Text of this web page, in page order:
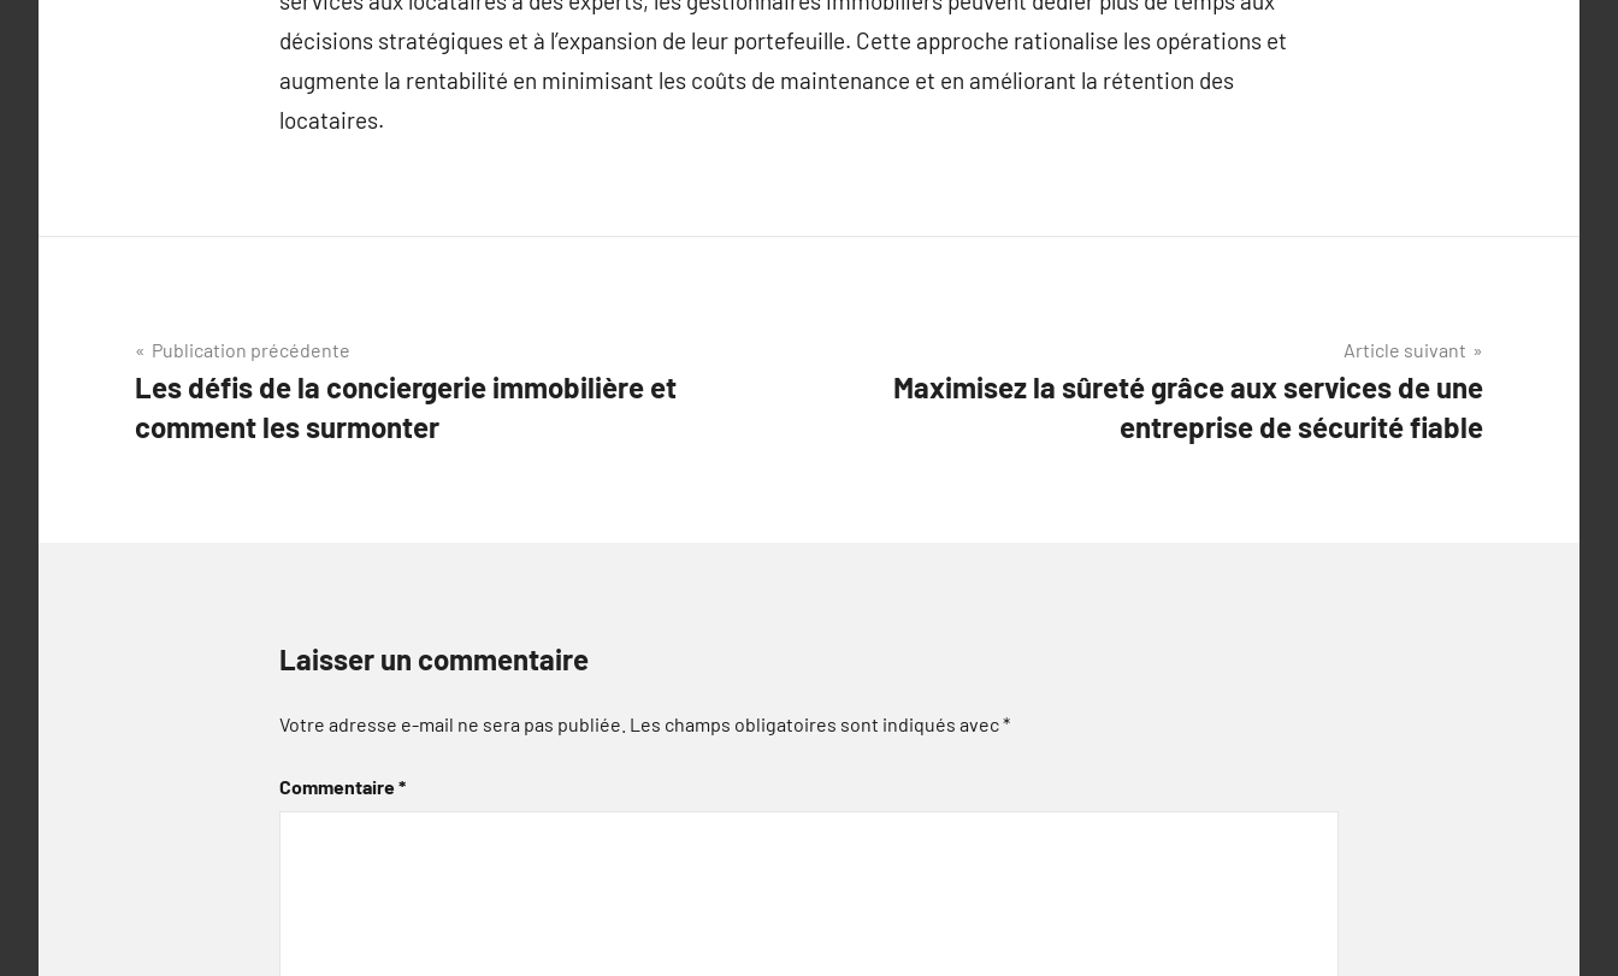
décisions stratégiques et à l’expansion de leur portefeuille. Cette approche rationalise les opérations et
augmente la rentabilité en minimisant les coûts de maintenance et en améliorant la rétention des
locataires.
Navigation
de
l’article
Publication précédente
Les défis de la conciergerie immobilière et
comment les surmonter
Article suivant
Maximisez la sûreté grâce aux services de une
entreprise de sécurité fiable
Laisser un commentaire
Votre adresse e-mail ne sera pas publiée. Les champs obligatoires sont indiqués avec*
Commentaire*